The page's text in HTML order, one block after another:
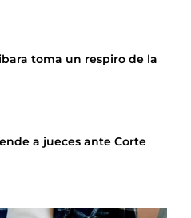
toma un respiro de la
a jueces ante Corte